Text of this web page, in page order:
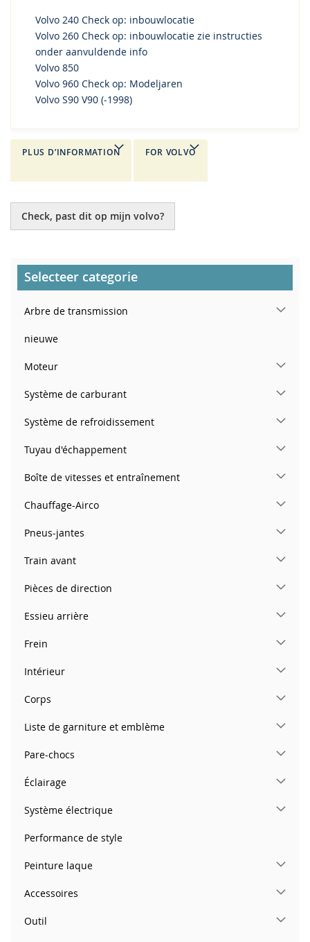
Volvo 240 Check op: inbouwlocatie
Volvo 260 Check op: inbouwlocatie zie instructies
onder aanvuldende info
Volvo 850
Volvo 960 Check op: Modeljaren
Volvo S90 V90 (-1998)
PLUS D’INFORMATION FOR VOLVO
Check, past dit op mijn volvo?
Selecteer categorie
Arbre de transmission
nieuwe
Moteur
Système de carburant
Système de refroidissement
Tuyau d'échappement
Boîte de vitesses et entraînement
Chauffage-Airco
Pneus-jantes
Train avant
Pièces de direction
Essieu arrière
Frein
Intérieur
Corps
Liste de garniture et emblème
Pare-chocs
Éclairage
Système électrique
Performance de style
Peinture laque
Accessoires
Outil